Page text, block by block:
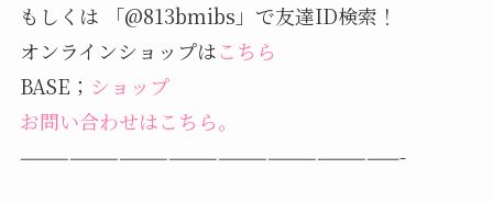
もしくは 「@813bmibs」で友達ID検索！
オンラインショップはこちら
BASE； ショップ
お問い合わせはこちら。
———————————————————————-